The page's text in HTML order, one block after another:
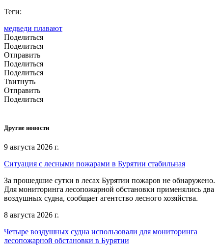
Теги:
медведи плавают
Поделиться
Поделиться
Отправить
Поделиться
Поделиться
Твитнуть
Отправить
Поделиться
Другие новости
9 августа 2026 г.
Ситуация с лесными пожарами в Бурятии стабильная
За прошедшие сутки в лесах Бурятии пожаров не обнаружено.
Для мониторинга лесопожарной обстановки применялись два
воздушных судна, сообщает агентство лесного хозяйства.
8 августа 2026 г.
Четыре воздушных судна использовали для мониторинга
лесопожарной обстановки в Бурятии